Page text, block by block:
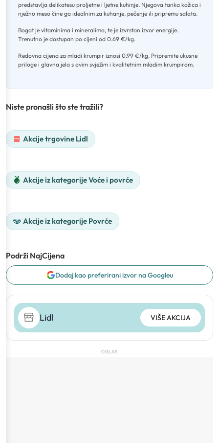
predstavlja delikatesu proljetne i ljetne kuhinje. Njegova tanka kožica i
nježno meso čine ga idealnim za kuhanje, pečenje ili pripremu salata.
Bogat je vitaminima i mineralima, te je izvrstan izvor energije.
Trenutno je dostupan po cijeni od 0.69 €/kg.
Redovna cijena za mladi krumpir iznosi 0.99 €/kg. Pripremite ukusne
priloge i glavna jela s ovim svježim i kvalitetnim mladim krumpirom.
Niste pronašli što ste tražili?
Akcije trgovine Lidl
Akcije iz kategorije Voće i povrće
Akcije iz kategorije Povrće
Podrži NajCijena
Dodaj kao preferirani izvor na Googleu
Lidl VIŠE AKCIJA
OGLAS